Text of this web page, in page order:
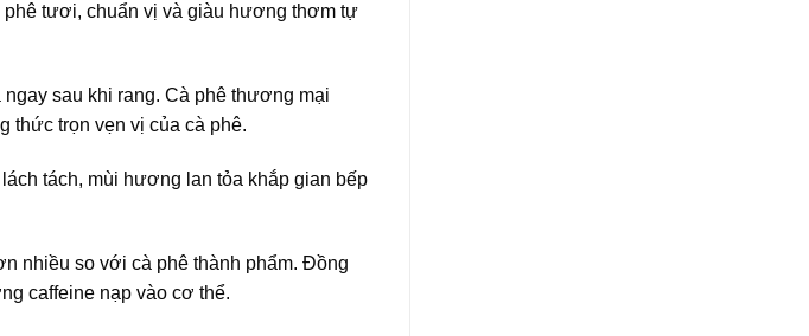
phê tươi, chuẩn vị và giàu hương thơm tự
sau khi rang. Cà phê thương mại
thức trọn vẹn vị của cà phê.
tách, mùi hương lan tỏa khắp gian bếp
nhiều so với cà phê thành phẩm. Đồng
caffeine nạp vào cơ thể.